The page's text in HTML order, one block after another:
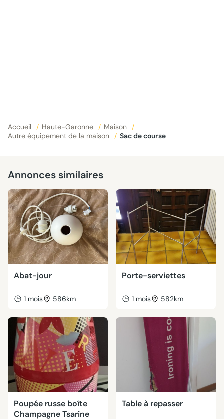
Accueil / Haute-Garonne / Maison
/
Autre équipement de la maison
/ Sac de course
Annonces similaires
Abat-jour
1 mois 586km
Porte-serviettes
1 mois 582km
Poupée russe boîte
Champagne Tsarine
Table à repasser